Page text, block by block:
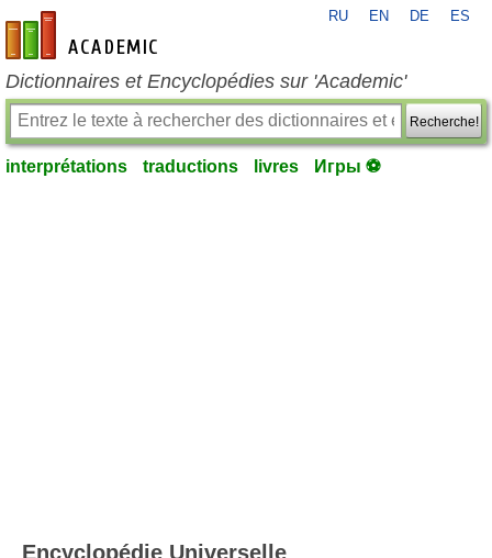
fr-academic.com
RU EN DE ES
Dictionnaires et Encyclopédies sur 'Academic'
Recherche!
interprétations traductions livres Игры ⚽
Encyclopédie Universelle